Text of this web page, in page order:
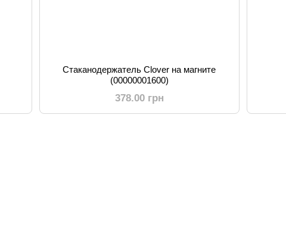
Стаканодержатель Clover на магните
(00000001600)
378.00 грн